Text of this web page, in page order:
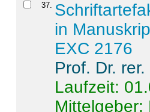
37.
in
EXC 2176
Prof. Dr.
Laufzeit:
Mittelgeber: